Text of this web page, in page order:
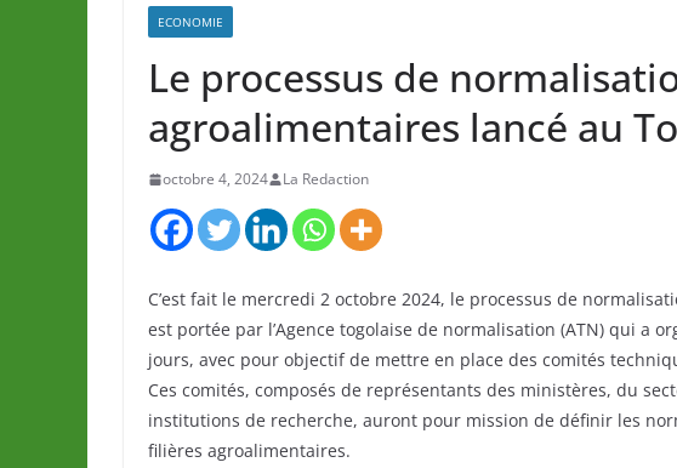
ECONOMIE
Le processus de
agroalimentaires lancé au
octobre 4, 2024 La Redaction
C’est fait le mercredi 2 octobre 2024, le processus de
est portée par l’Agence togolaise de normalisation (ATN) qui a
jours, avec pour objectif de mettre en place des comités
Ces comités, composés de représentants des ministères, du
institutions de recherche, auront pour mission de définir les
filières agroalimentaires.